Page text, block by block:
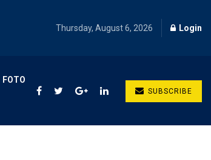
Thursday, August 6, 2026 Login
FOTO
SUBSCRIBE